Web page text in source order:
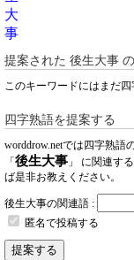
大
事
提案された 後生大事
このキーワードにはまだ四
四字熟語を提案する
worddrow.netでは四字熟語
「 後生大事 」 に関連す
ば是非お教えください。
後生大事の関連語 :
匿名で投稿する
提案する